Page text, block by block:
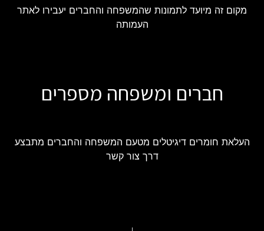
מקום זה מיועד לתמונות שהמשפחה והחברים יעבירו לאתר
העמותה
חברים ומשפחה מספרים
העלאת חומרים דיגיטלים מטעם המשפחה והחברים מתבצע
דרך צור קשר